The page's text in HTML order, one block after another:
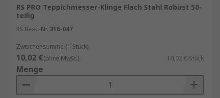
RS PRO Teppichmesser-Klinge Flach Stahl Robust 50-
teilig
RS Best.-Nr. 316-047
Zwischensumme (1 Stück)
10,02 €(ohne MwSt.) 10,02 €/Stück
Menge